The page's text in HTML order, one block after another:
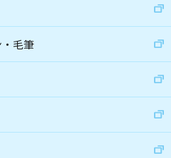
毛筆